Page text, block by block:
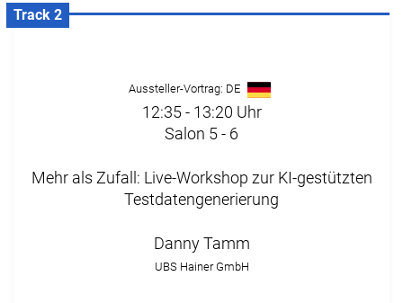
Aussteller-Vortrag: DE
12:35 - 13:20 Uhr
Salon 5 - 6
Mehr als Zufall: Live-Workshop zur KI-gestützten
Testdatengenerierung
Danny Tamm
UBS Hainer GmbH
Track 2